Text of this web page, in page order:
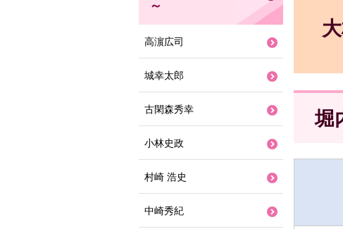
堀
～
高濵広司
城幸太郎
古閑森秀幸
小林史政
村崎 浩史
中崎秀紀